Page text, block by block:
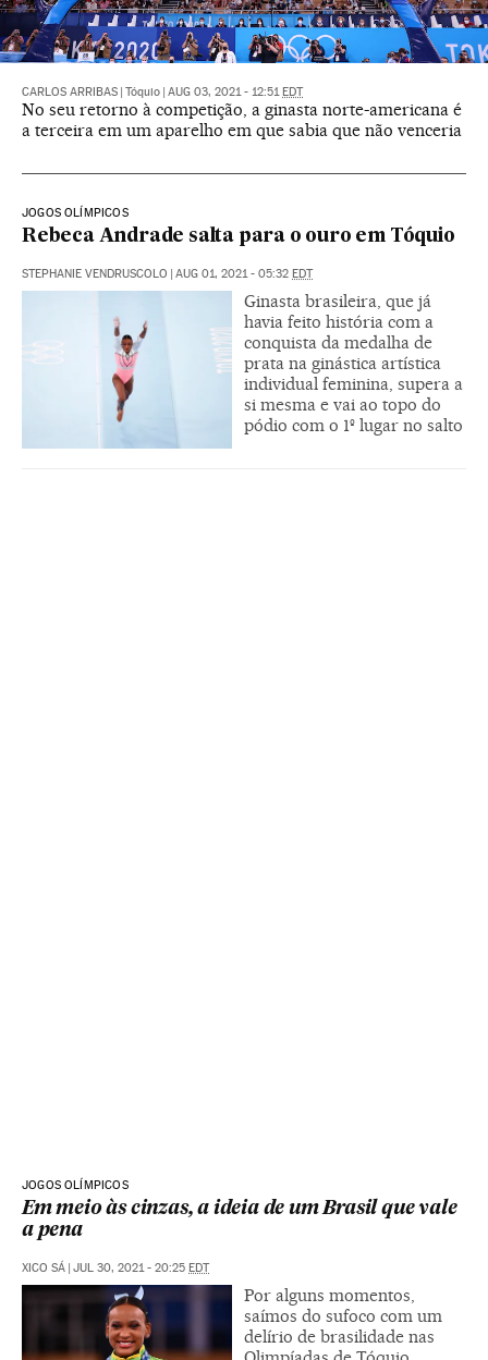
CARLOS ARRIBAS Tóquio AUG 03, 2021 - 12:51 EDT
No seu retorno à competição, a ginasta norte-americana é
a terceira em um aparelho em que sabia que não venceria
JOGOS OLÍMPICOS
Rebeca Andrade salta para o ouro em Tóquio
STEPHANIE VENDRUSCOLO AUG 01, 2021 - 05:32 EDT
Ginasta brasileira, que já
havia feito história com a
conquista da medalha de
prata na ginástica artística
individual feminina, supera a
si mesma e vai ao topo do
pódio com o 1º lugar no salto
JOGOS OLÍMPICOS
Em meio às cinzas, a ideia de um Brasil que vale
a pena
XICO SÁ JUL 30, 2021 - 20:25 EDT
Por alguns momentos,
saímos do sufoco com um
delírio de brasilidade nas